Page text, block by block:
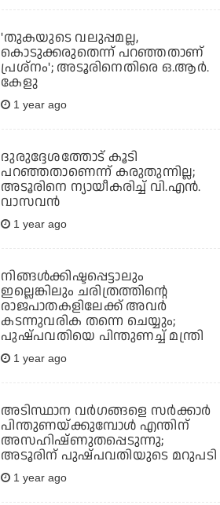
'തുകയുടെ വലുപ്പമല്ല,
കൊടുക്കരുതെന്ന് പറഞ്ഞതാണ്
പ്രശ്‌നം'; അടൂരിനെതിരെ ഒ.ആര്‍.
കേളു
1 year ago
ദുരുദ്ദേശത്തോട് കൂടി
പറഞ്ഞതാണെന്ന് കരുതുന്നില്ല;
അടൂരിനെ ന്യായീകരിച്ച് വി.എന്‍.
വാസവന്‍
1 year ago
നിങ്ങള്‍ക്കിഷ്ടപ്പെട്ടാലും
ഇല്ലെങ്കിലും ചരിത്രത്തിന്റെ
രാജപാതകളിലേക്ക് അവര്‍
കടന്നുവരിക തന്നെ ചെയ്യും;
പുഷ്പവതിയെ പിന്തുണച്ച് മന്ത്രി
1 year ago
അടിസ്ഥാന വര്‍ഗങ്ങളെ സര്‍ക്കാര്‍
പിന്തുണയ്ക്കുമ്പോള്‍ എന്തിന്
അസഹിഷ്ണുതപ്പെടുന്നു;
അടൂരിന് പുഷ്പവതിയുടെ മറുപടി
1 year ago